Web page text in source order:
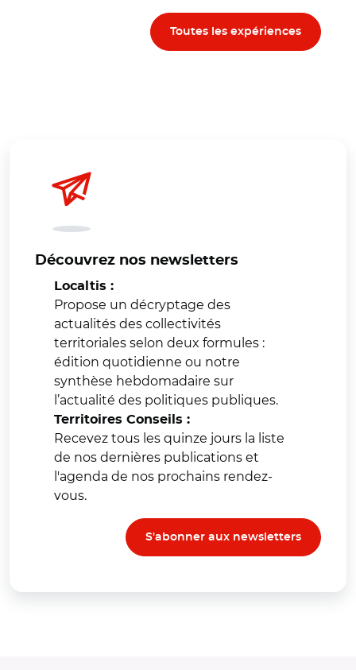
Toutes les expériences
Découvrez nos newsletters
Localtis :
Propose un décryptage des
actualités des collectivités
territoriales selon deux formules :
édition quotidienne ou notre
synthèse hebdomadaire sur
l’actualité des politiques publiques.
Territoires Conseils :
Recevez tous les quinze jours la liste
de nos dernières publications et
l'agenda de nos prochains rendez-
vous.
S'abonner aux newsletters